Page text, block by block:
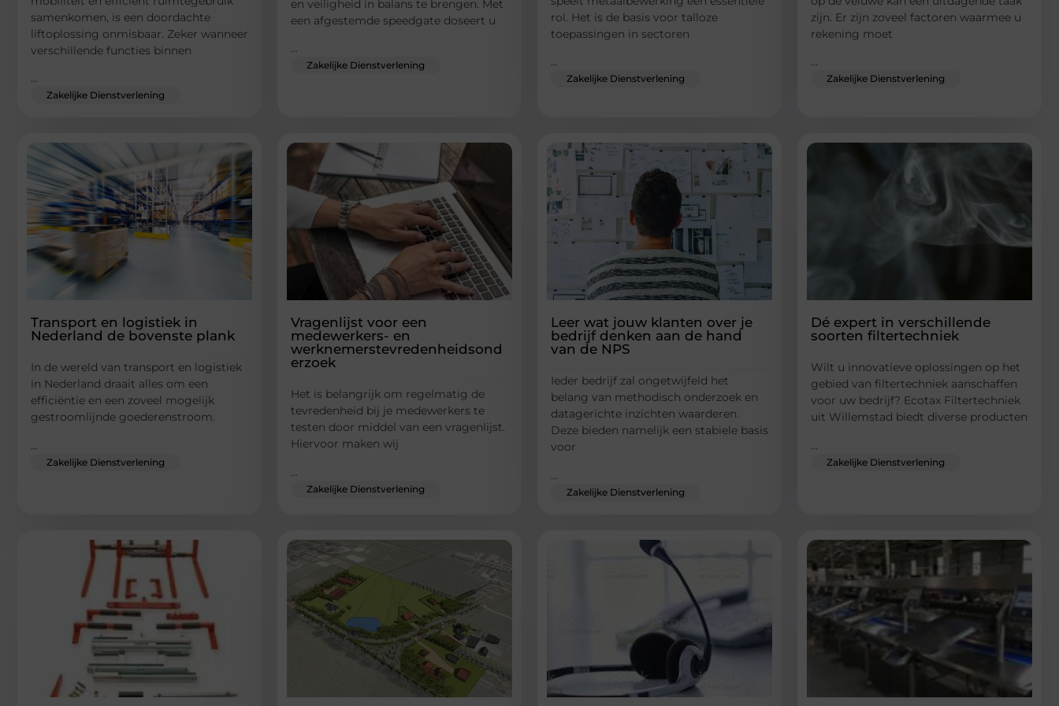
samenkomen, is een doordachte
liftoplossing onmisbaar. Zeker wanneer
verschillende functies binnen
...
Zakelijke Dienstverlening
en veiligheid in balans te brengen. Met
een afgestemde speedgate doseert u
...
Zakelijke Dienstverlening
rol. Het is de basis voor talloze
toepassingen in sectoren
...
Zakelijke Dienstverlening
zijn. Er zijn zoveel factoren waarmee u
rekening moet
...
Zakelijke Dienstverlening
Transport en logistiek in
Nederland de bovenste plank
In de wereld van transport en logistiek
in Nederland draait alles om een
efficiëntie en een zoveel mogelijk
gestroomlijnde goederenstroom.
...
Zakelijke Dienstverlening
Vragenlijst voor een
medewerkers- en
werknemerstevredenheidsond
erzoek
Het is belangrijk om regelmatig de
tevredenheid bij je medewerkers te
testen door middel van een vragenlijst.
Hiervoor maken wij
...
Zakelijke Dienstverlening
Leer wat jouw klanten over je
bedrijf denken aan de hand
van de NPS
Ieder bedrijf zal ongetwijfeld het
belang van methodisch onderzoek en
datagerichte inzichten waarderen.
Deze bieden namelijk een stabiele basis
voor
...
Zakelijke Dienstverlening
Dé expert in verschillende
soorten filtertechniek
Wilt u innovatieve oplossingen op het
gebied van filtertechniek aanschaffen
voor uw bedrijf? Ecotax Filtertechniek
uit Willemstad biedt diverse producten
...
Zakelijke Dienstverlening